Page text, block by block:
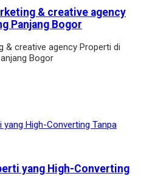
& creative agency
Panjang Bogor
& creative agency Properti di
Bogor
yang High-Converting